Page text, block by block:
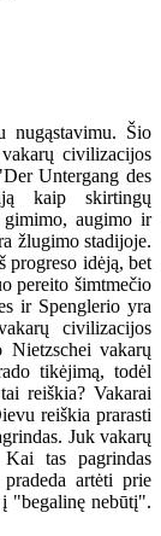
Šio
civilizacijos
Untergang des
kaip skirtingų
augimo ir
žlugimo stadijoje.
progreso idėją, bet
pereito šimtmečio
ir Spenglerio yra
civilizacijos
Nietzschei vakarų
tikėjimą, todėl
reiškia? Vakarai
reiškia prarasti
Juk vakarų
tas pagrindas
artėti prie
į "begalinę nebūtį".